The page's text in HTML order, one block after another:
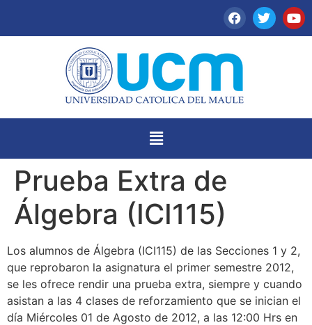
Prueba Extra de
Álgebra (ICI115)
Los alumnos de Álgebra (ICI115) de las Secciones 1 y 2,
que reprobaron la asignatura el primer semestre 2012,
se les ofrece rendir una prueba extra, siempre y cuando
asistan a las 4 clases de reforzamiento que se inician el
día Miércoles 01 de Agosto de 2012, a las 12:00 Hrs en